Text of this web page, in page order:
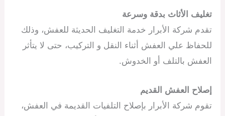
تغليف الأثاث بدقة وسرعة
تقدم شركة الأبرار خدمة التغليف الحديثة للعفش، وذلك
للحفاظ علي العفش أثناء النقل و التركيب، حتى لا يتأثر
العفش بالتلف أو الخدوش.
إصلاح العفش القديم
تقوم شركة الأبرار بإصلاح التلفيات القديمة في العفش،